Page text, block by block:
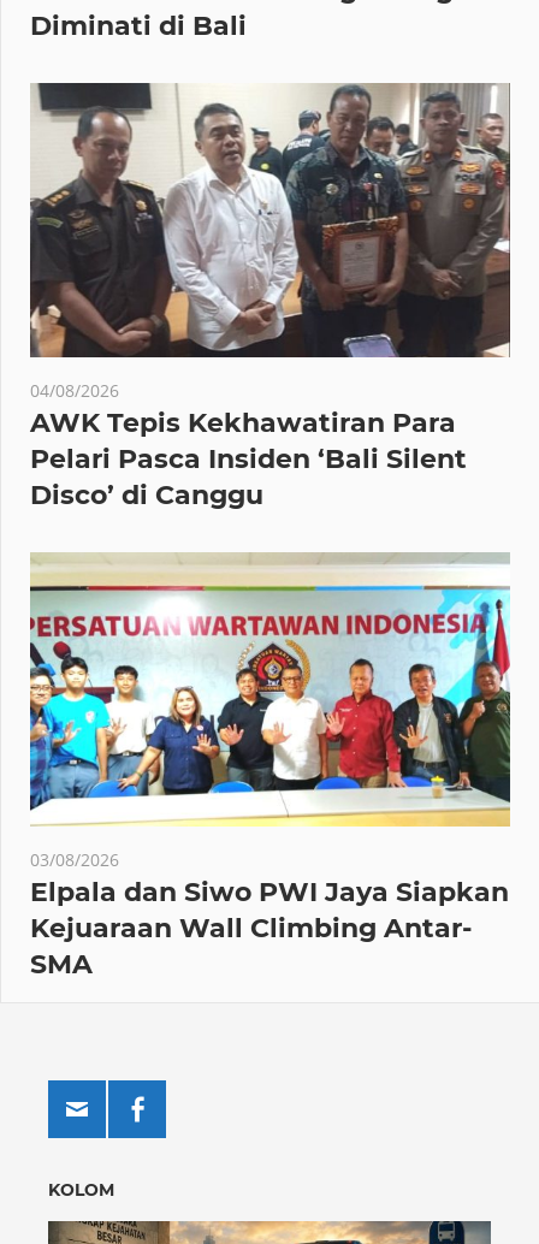
Diminati di Bali
04/08/2026
AWK Tepis Kekhawatiran Para
Pelari Pasca Insiden ‘Bali Silent
Disco’ di Canggu
03/08/2026
Elpala dan Siwo PWI Jaya Siapkan
Kejuaraan Wall Climbing Antar-
SMA
KOLOM